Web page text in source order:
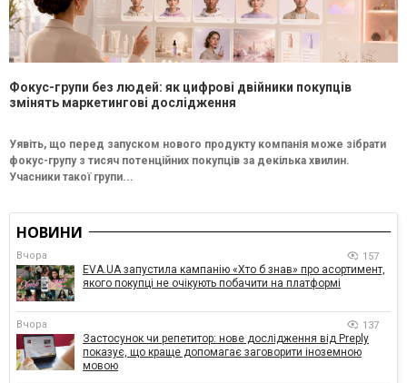
Фокус-групи без людей: як цифрові двійники покупців
змінять маркетингові дослідження
Уявіть, що перед запуском нового продукту компанія може зібрати
фокус-групу з тисяч потенційних покупців за декілька хвилин.
Учасники такої групи...
НОВИНИ
Вчора 157
EVA.UA запустила кампанію «Хто б знав» про асортимент,
якого покупці не очікують побачити на платформі
Вчора 137
Застосунок чи репетитор: нове дослідження від Preply
показує, що краще допомагає заговорити іноземною
мовою